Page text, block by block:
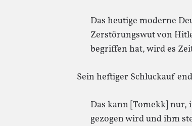
Das heutige moderne
Zerstörungswut von
begriffen hat, wird es
Sein heftiger Schluckauf
Das kann [Tomekk]
gezogen wird und ihm